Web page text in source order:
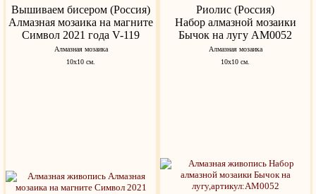
Вышиваем бисером (Россия)
Алмазная мозаика на магните
Символ 2021 года V-119
Алмазная мозаика
10х10 см.
Риолис (Россия)
Набор алмазной мозаики
Бычок на лугу АМ0052
Алмазная мозаика
10х10 см.